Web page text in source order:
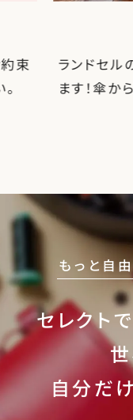
束
ランドセル
ます！傘か
もっと自
セレクト
自分だ